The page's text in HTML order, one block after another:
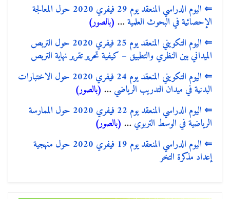
⇐
اليوم الدراسي المنعقد يوم 29 فيفري 2020 حول المعالجة
الإحصائية في البحوث العلمية… (بالصور)
⇐
اليوم التكويني المنعقد يوم 25 فيفري 2020 حول التربص
الميداني بين النظري والتطبيق – كيفية تحرير تقرير نهاية التربص
⇐
اليوم التكويني المنعقد يوم 24 فيفري 2020 حول الاختبارات
البدنية في ميدان التدريب الرياضي … (بالصور)
⇐
اليوم الدراسي المنعقد يوم 22 فيفري 2020 حول الممارسة
الرياضية في الوسط التربوي… (بالصور)
⇐
اليوم الدراسي المنعقد يوم 19 فيفري 2020 حول منهجية
إعداد مذكرة التخر